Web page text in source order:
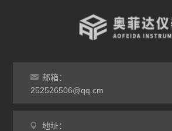
罩式炉
硅碳棒炉
邮箱：
252526506@qq.cm
地址：